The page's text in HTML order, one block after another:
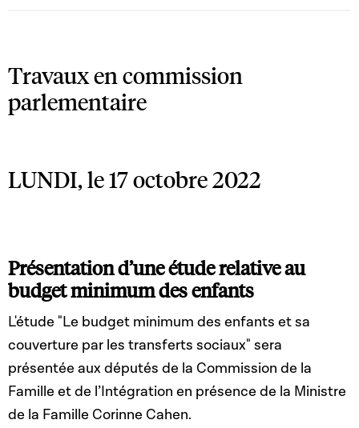
Travaux en commission
parlementaire
LUNDI, le 17 octobre 2022
Présentation d’une étude relative au
budget minimum des enfants
L'étude "Le budget minimum des enfants et sa
couverture par les transferts sociaux" sera
présentée aux députés de la Commission de la
Famille et de l’Intégration en présence de la Ministre
de la Famille Corinne Cahen.